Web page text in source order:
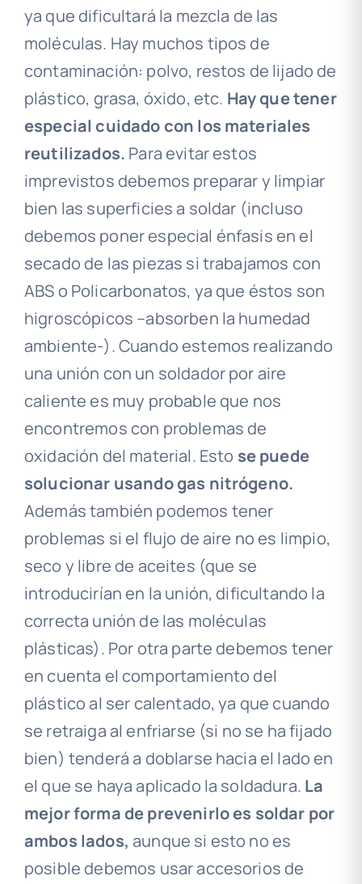
ya que dificultará la mezcla de las
moléculas. Hay muchos tipos de
contaminación: polvo, restos de lijado de
plástico, grasa, óxido, etc. Hay que tener
especial cuidado con los materiales
reutilizados. Para evitar estos
imprevistos debemos preparar y limpiar
bien las superficies a soldar (incluso
debemos poner especial énfasis en el
secado de las piezas si trabajamos con
ABS o Policarbonatos, ya que éstos son
higroscópicos –absorben la humedad
ambiente-). Cuando estemos realizando
una unión con un soldador por aire
caliente es muy probable que nos
encontremos con problemas de
oxidación del material. Esto se puede
solucionar usando gas nitrógeno.
Además también podemos tener
problemas si el flujo de aire no es limpio,
seco y libre de aceites (que se
introducirían en la unión, dificultando la
correcta unión de las moléculas
plásticas). Por otra parte debemos tener
en cuenta el comportamiento del
plástico al ser calentado, ya que cuando
se retraiga al enfriarse (si no se ha fijado
bien) tenderá a doblarse hacia el lado en
el que se haya aplicado la soldadura. La
mejor forma de prevenirlo es soldar por
ambos lados,aunque si esto no es
posible debemos usar accesorios de